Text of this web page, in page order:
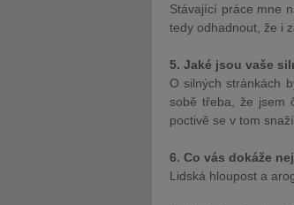
Stávající práce mne
tedy odhadnout, že i
5. Jaké jsou vaše
O silných stránkách
sobě třeba, že jsem
poctivě se v tom
6. Co vás dokáže
Lidská hloupost a